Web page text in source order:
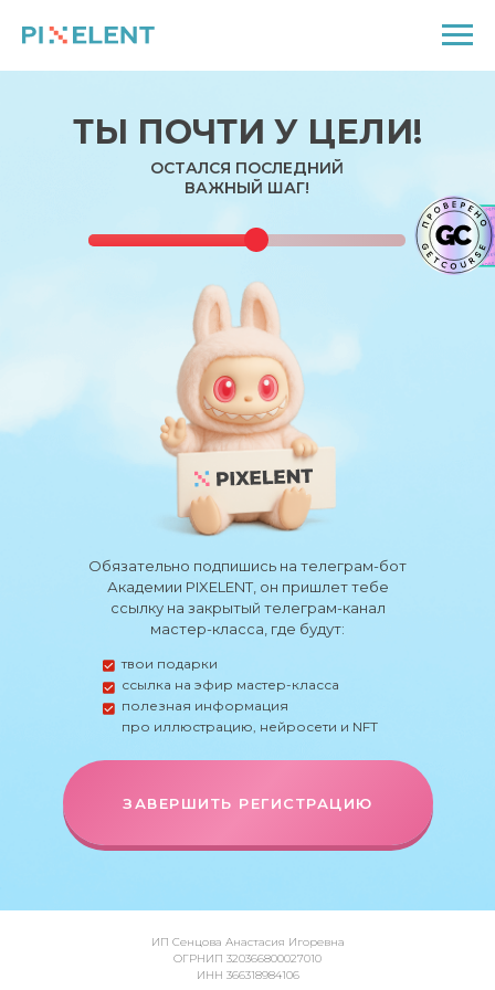
ТЫ ПОЧТИ У ЦЕЛИ!
ОСТАЛСЯ ПОСЛЕДНИЙ
ВАЖНЫЙ ШАГ!
твои подарки
ссылка на эфир мастер-класса
полезная информация
про иллюстрацию, нейросети и NFT
Обязательно подпишись на телеграм-бот
Академии PIXELENT, он пришлет тебе
ссылку на закрытый телеграм-канал
мастер-класса, где будут:
ЗАВЕРШИТЬ РЕГИСТРАЦИЮ
ИП Сенцова Анастасия Игоревна
ОГРНИП 320366800027010
ИНН 366318984106